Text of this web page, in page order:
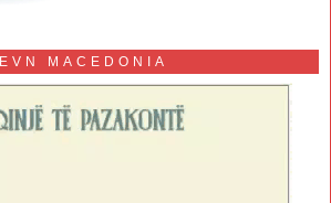
EVN MACEDONIA